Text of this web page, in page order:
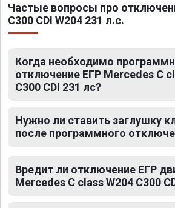
Частые вопросы про
C300 CDI W204 231 л.с.
Когда необходимо
отключение ЕГР Mercedes C
C300 CDI 231 лс?
Нужно ли ставить заглушку
после программного
Вредит ли отключение ЕГР
Mercedes C class W204 C300